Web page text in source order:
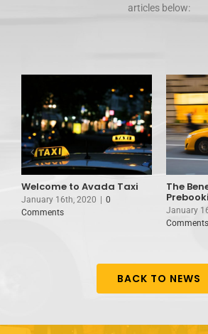
articles below:
Welcome to Avada Taxi
January 16th, 2020 | 0
Comments
The
January
Comments
BACK TO NEWS